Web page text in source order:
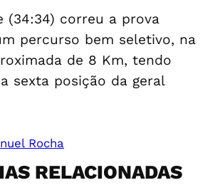
(34:34) correu a prova
percurso bem seletivo, na
de 8 Km, tendo
sexta posição da geral
Rocha
RELACIONADAS